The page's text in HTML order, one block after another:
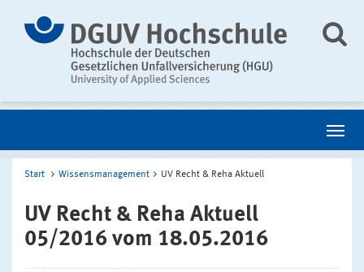
Start Wissensmanagement UV Recht & Reha Aktuell
UV Recht & Reha Aktuell
05/2016 vom 18.05.2016